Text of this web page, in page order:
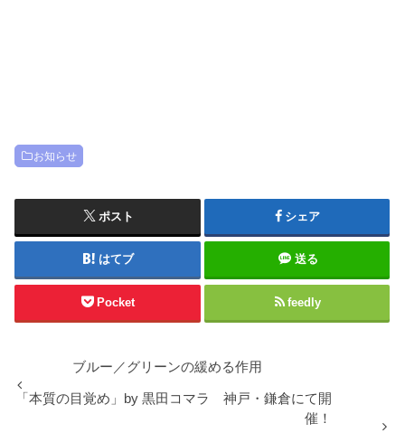
お知らせ
ポスト シェア
はてブ 送る
Pocket feedly
ブルー／グリーンの緩める作用
「本質の目覚め」by 黒田コマラ 神戸・鎌倉にて開
催！